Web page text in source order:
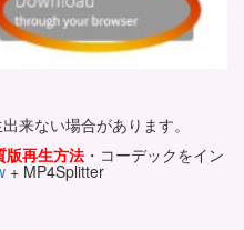
来ない場合があります。
再生方法 ・コーデックをイン
+ MP4Splitter